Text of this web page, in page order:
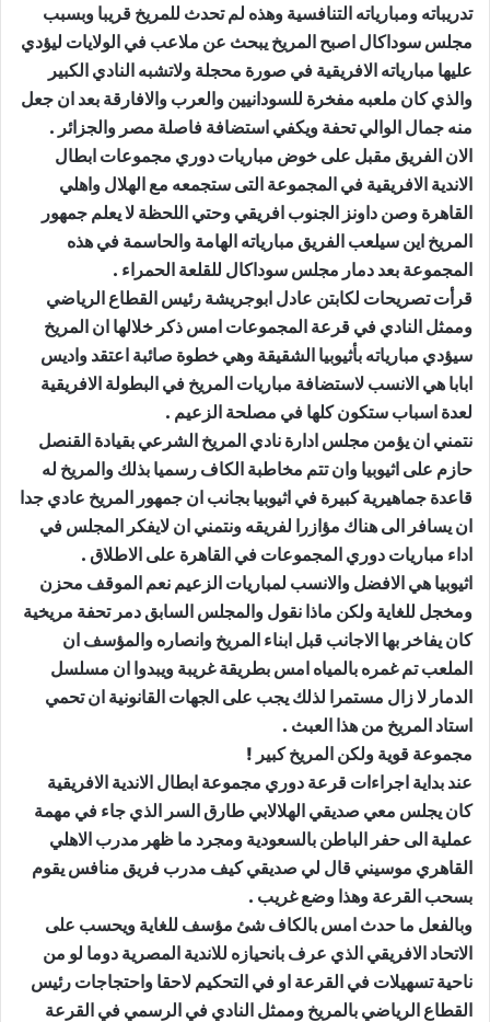
تدريباته ومبارياته التنافسية وهذه لم تحدث للمريخ قريبا وبسبب
مجلس سوداكال اصبح المريخ يبحث عن ملاعب في الولايات ليؤدي
عليها مبارياته الافريقية في صورة محجلة ولاتشبه النادي الكبير
والذي كان ملعبه مفخرة للسودانيين والعرب والافارقة بعد ان جعل
منه جمال الوالي تحفة ويكفي استضافة فاصلة مصر والجزائر .
الان الفريق مقبل على خوض مباريات دوري مجموعات ابطال
الاندية الافريقية في المجموعة التى ستجمعه مع الهلال واهلي
القاهرة وصن داونز الجنوب افريقي وحتي اللحظة لا يعلم جمهور
المريخ اين سيلعب الفريق مبارياته الهامة والحاسمة في هذه
المجموعة بعد دمار مجلس سوداكال للقلعة الحمراء .
قرأت تصريحات لكابتن عادل ابوجريشة رئيس القطاع الرياضي
وممثل النادي في قرعة المجموعات امس ذكر خلالها ان المريخ
سيؤدي مبارياته بأثيوبيا الشقيقة وهي خطوة صائبة اعتقد واديس
ابابا هي الانسب لاستضافة مباريات المريخ في البطولة الافريقية
لعدة اسباب ستكون كلها في مصلحة الزعيم .
نتمني ان يؤمن مجلس ادارة نادي المريخ الشرعي بقيادة القنصل
حازم على اثيوبيا وان تتم مخاطبة الكاف رسميا بذلك والمريخ له
قاعدة جماهيرية كبيرة في اثيوبيا بجانب ان جمهور المريخ عادي جدا
ان يسافر الى هناك مؤازرا لفريقه ونتمني ان لايفكر المجلس في
اداء مباريات دوري المجموعات في القاهرة على الاطلاق .
اثيوبيا هي الافضل والانسب لمباريات الزعيم نعم الموقف محزن
ومخجل للغاية ولكن ماذا نقول والمجلس السابق دمر تحفة مريخية
كان يفاخر بها الاجانب قبل ابناء المريخ وانصاره والمؤسف ان
الملعب تم غمره بالمياه امس بطريقة غريبة ويبدوا ان مسلسل
الدمار لا زال مستمرا لذلك يجب على الجهات القانونية ان تحمي
استاد المريخ من هذا العبث .
مجموعة قوية ولكن المريخ كبير !
عند بداية اجراءات قرعة دوري مجموعة ابطال الاندية الافريقية
كان يجلس معي صديقي الهلالابي طارق السر الذي جاء في مهمة
عملية الى حفر الباطن بالسعودية ومجرد ما ظهر مدرب الاهلي
القاهري موسيني قال لي صديقي كيف مدرب فريق منافس يقوم
بسحب القرعة وهذا وضع غريب .
وبالفعل ما حدث امس بالكاف شئ مؤسف للغاية ويحسب على
الاتحاد الافريقي الذي عرف بانحيازه للاندية المصرية دوما لو من
ناحية تسهيلات في القرعة او في التحكيم لاحقا واحتجاجات رئيس
القطاع الرياضي بالمريخ وممثل النادي في الرسمي في القرعة